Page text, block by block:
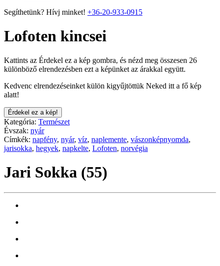
Segíthetünk? Hívj minket! +36-20-933-0915
Lofoten kincsei
Kattints az Érdekel ez a kép gombra, és nézd meg összesen 26
különböző elrendezésben ezt a képünket az árakkal együtt.
Kedvenc elrendezéseinket külön kigyűjtöttük Neked itt a fő kép
alatt!
Érdekel ez a kép!
Kategória: Természet
Évszak: nyár
Címkék: napfény, nyár, víz, naplemente, vászonképnyomda,
jarisokka, hegyek, napkelte, Lofoten, norvégia
Jari Sokka (55)